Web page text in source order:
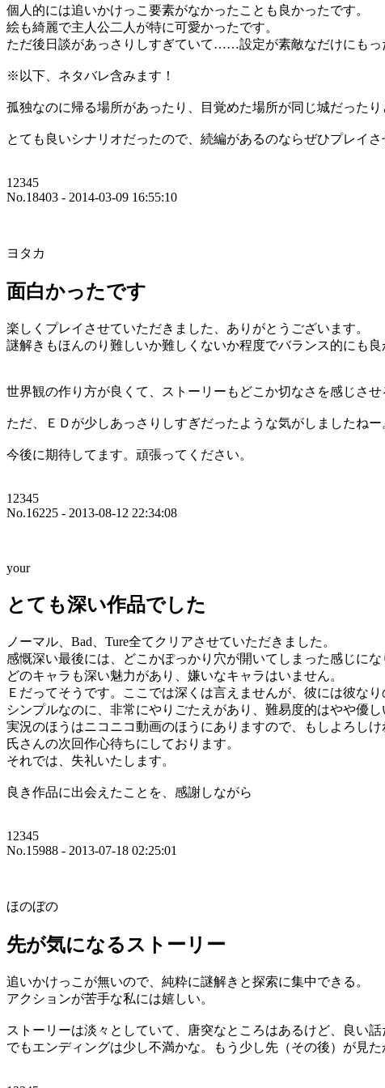
個人的には追いかけっこ要素がなかったことも良かったです。
絵も綺麗で主人公二人が特に可愛かったです。
ただ後日談があっさりしすぎていて……設定が素敵なだけにもっ
※以下、ネタバレ含みます！
孤独なのに帰る場所があったり、目覚めた場所が同じ城だった
とても良いシナリオだったので、続編があるのならぜひプレイ
12345
No.18403 - 2014-03-09 16:55:10
ヨタカ
面白かったです
楽しくプレイさせていただきました、ありがとうございます。
謎解きもほんのり難しいか難しくないか程度でバランス的にも良
世界観の作り方が良くて、ストーリーもどこか切なさを感じさ
ただ、ＥＤが少しあっさりしすぎだったような気がしましたね
今後に期待してます。頑張ってください。
12345
No.16225 - 2013-08-12 22:34:08
your
とても深い作品でした
ノーマル、Bad、Ture全てクリアさせていただきました。
感慨深い最後には、どこかぽっかり穴が開いてしまった感じにな
どのキャラも深い魅力があり、嫌いなキャラはいません。
Ｅだってそうです。ここでは深くは言えませんが、彼には彼な
シンプルなのに、非常にやりごたえがあり、難易度的はやや優
実況のほうはニコニコ動画のほうにありますので、もしよろし
氏さんの次回作心待ちにしております。
それでは、失礼いたします。
良き作品に出会えたことを、感謝しながら
12345
No.15988 - 2013-07-18 02:25:01
ほのぼの
先が気になるストーリー
追いかけっこが無いので、純粋に謎解きと探索に集中できる。
アクションが苦手な私には嬉しい。
ストーリーは淡々としていて、唐突なところはあるけど、良い話
でもエンディングは少し不満かな。もう少し先（その後）が見た